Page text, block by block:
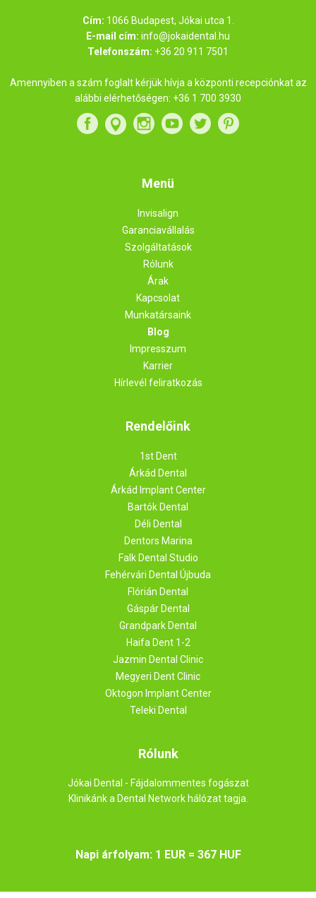
Cím: 1066 Budapest, Jókai utca 1.
E-mail cím: info@jokaidental.hu
Telefonszám: +36 20 911 7501
Amennyiben a szám foglalt kérjük hívja a központi recepciónkat az
alábbi elérhetőségen: +36 1 700 3930
Menü
Invisalign
Garanciavállalás
Szolgáltatások
Rólunk
Árak
Kapcsolat
Munkatársaink
Blog
Impresszum
Karrier
Hírlevél feliratkozás
Rendelőink
1st Dent
Árkád Dental
Árkád Implant Center
Bartók Dental
Déli Dental
Dentors Marina
Falk Dental Studio
Fehérvári Dental Újbuda
Flórián Dental
Gáspár Dental
Grandpark Dental
Haifa Dent 1-2
Jazmin Dental Clinic
Megyeri Dent Clinic
Oktogon Implant Center
Teleki Dental
Rólunk
Jókai Dental - Fájdalommentes fogászat
Klinikánk a Dental Network hálózat tagja.
Napi árfolyam: 1 EUR = 367 HUF